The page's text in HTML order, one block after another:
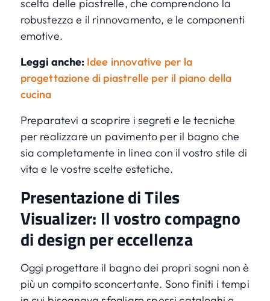
scelta delle piastrelle, che comprendono la
robustezza e il rinnovamento, e le componenti
emotive.
Leggi anche: Idee innovative per la
progettazione di piastrelle per il piano della
cucina
Preparatevi a scoprire i segreti e le tecniche
per realizzare un pavimento per il bagno che
sia completamente in linea con il vostro stile di
vita e le vostre scelte estetiche.
Presentazione di Tiles
Visualizer: Il vostro compagno
di design per eccellenza
Oggi progettare il bagno dei propri sogni non è
più un compito sconcertante. Sono finiti i tempi